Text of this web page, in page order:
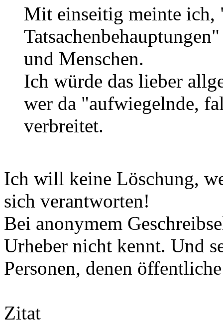
Mit einseitig meinte ich,
und Menschen.
Ich würde das lieber
wer da "aufwiegelnde,
verbreitet.
Ich will keine Löschung,
sich verantworten!
Bei anonymem
Urheber nicht kennt. Und
Personen, denen
Zitat